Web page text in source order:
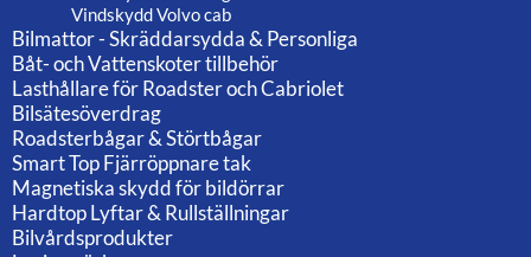
Vindskydd Volvo cab
Bilmattor - Skräddarsydda & Personliga
Båt- och Vattenskoter tillbehör
Lasthållare för Roadster och Cabriolet
Bilsätesöverdrag
Roadsterbågar & Störtbågar
Smart Top Fjärröppnare tak
Magnetiska skydd för bildörrar
Hardtop Lyftar & Rullställningar
Bilvårdsprodukter